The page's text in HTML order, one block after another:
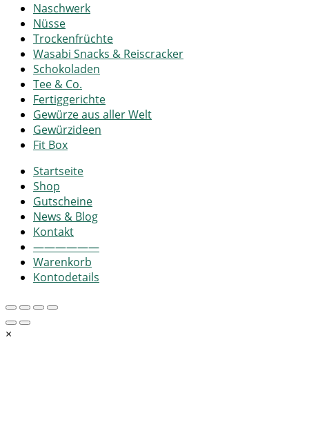
Naschwerk
Nüsse
Trockenfrüchte
Wasabi Snacks & Reiscracker
Schokoladen
Tee & Co.
Fertiggerichte
Gewürze aus aller Welt
Gewürzideen
Fit Box
Startseite
Shop
Gutscheine
News & Blog
Kontakt
——————
Warenkorb
Kontodetails
×